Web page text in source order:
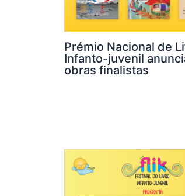
Prémio Nacional de
Infanto-juvenil
obras finalistas